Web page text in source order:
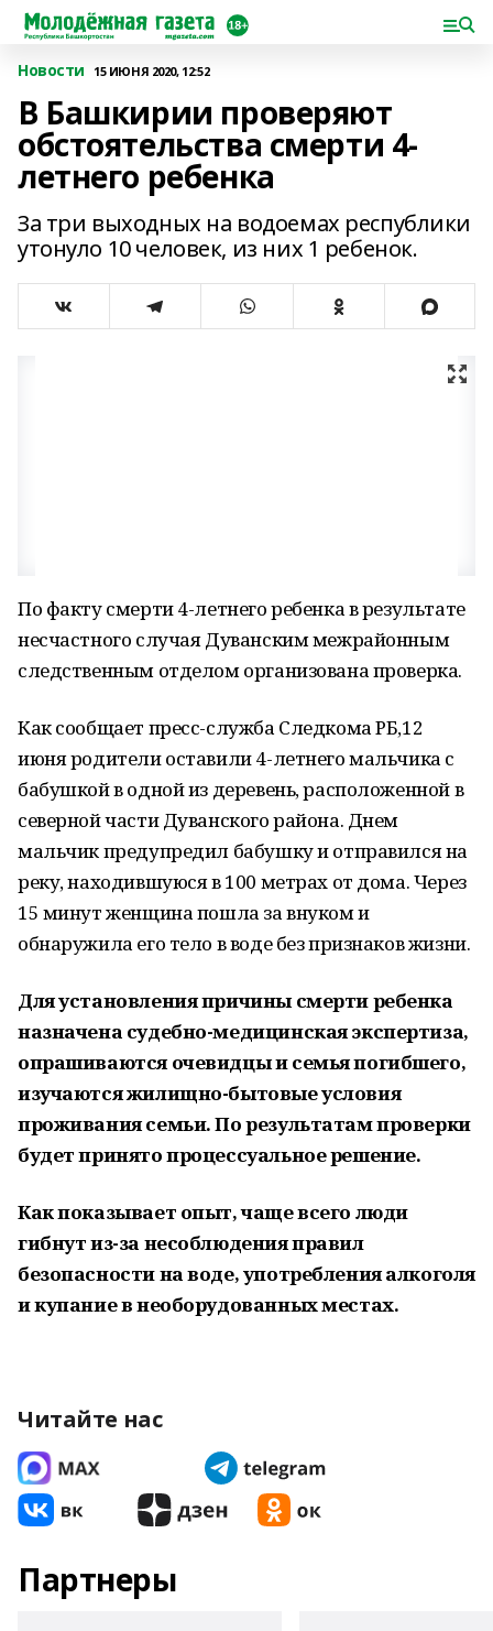
Новости 15 ИЮНЯ 2020, 12:52
В Башкирии проверяют
обстоятельства смерти 4-
летнего ребенка
За три выходных на водоемах республики
утонуло 10 человек, из них 1 ребенок.
По факту смерти 4-летнего ребенка в результате
несчастного случая Дуванским межрайонным
следственным отделом организована проверка.
Как сообщает пресс-служба Следкома РБ,12
июня родители оставили 4-летнего мальчика с
бабушкой в одной из деревень, расположенной в
северной части Дуванского района. Днем
мальчик предупредил бабушку и отправился на
реку, находившуюся в 100 метрах от дома. Через
15 минут женщина пошла за внуком и
обнаружила его тело в воде без признаков жизни.
Для установления причины смерти ребенка
назначена судебно-медицинская экспертиза,
опрашиваются очевидцы и семья погибшего,
изучаются жилищно-бытовые условия
проживания семьи. По результатам проверки
будет принято процессуальное решение.
Как показывает опыт, чаще всего люди
гибнут из-за несоблюдения правил
безопасности на воде, употребления алкоголя
и купание в необорудованных местах.
Читайте нас
Партнеры